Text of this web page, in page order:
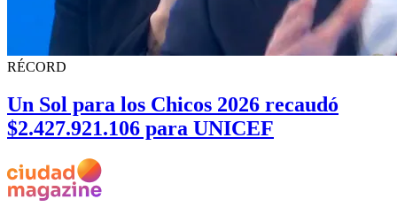
RÉCORD
Un Sol para los Chicos 2026 recaudó
$2.427.921.106 para UNICEF